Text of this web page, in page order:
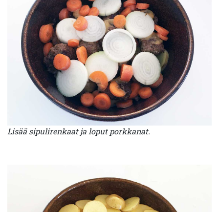
Lisää sipulirenkaat ja loput porkkanat.